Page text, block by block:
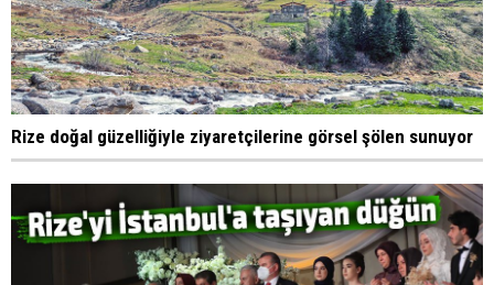
Rize doğal güzelliğiyle ziyaretçilerine görsel şölen sunuyor